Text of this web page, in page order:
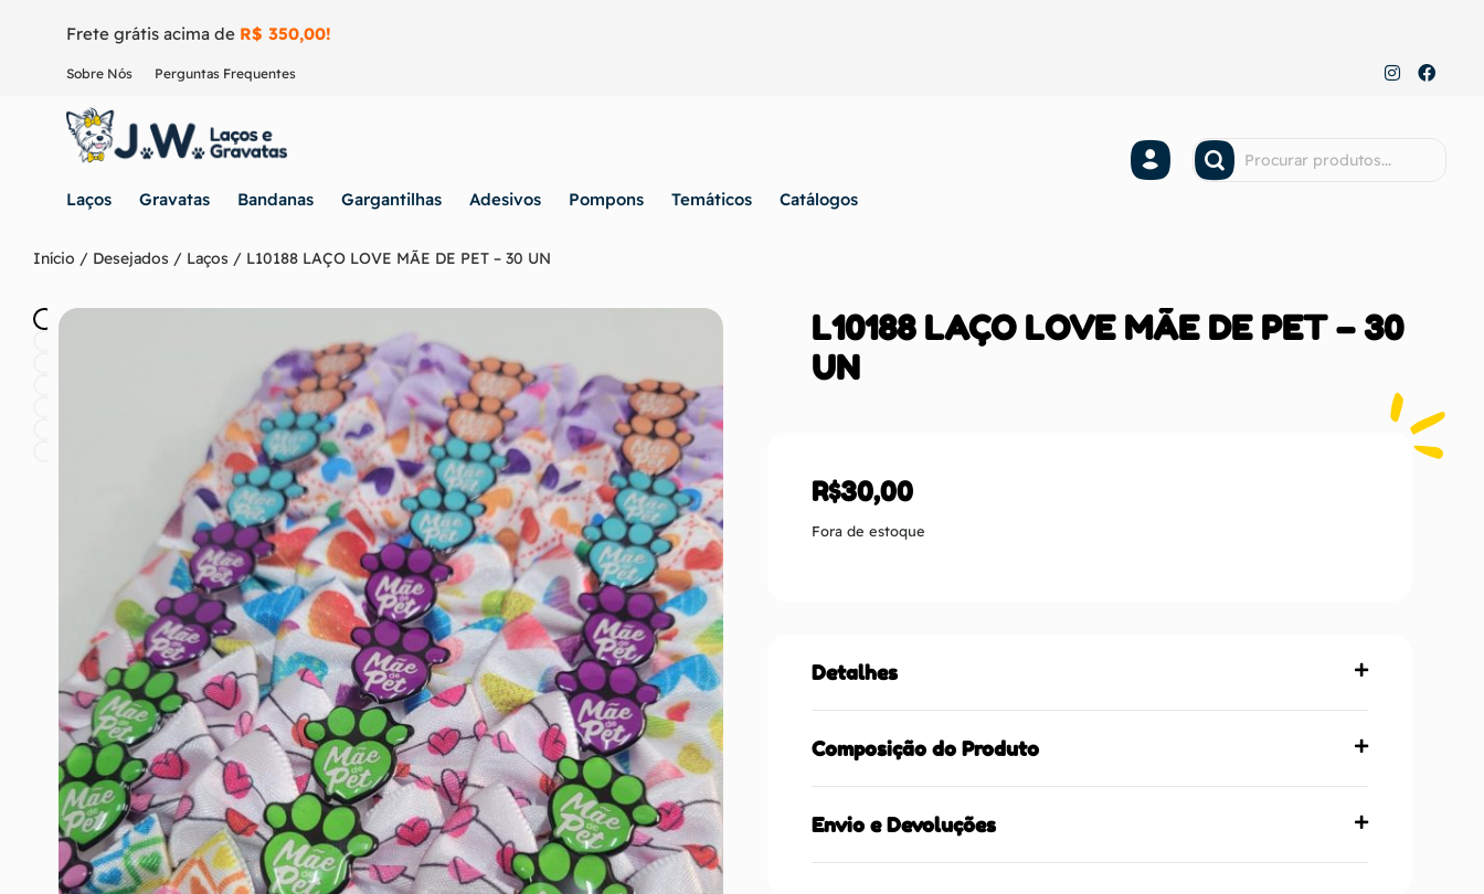
Frete grátis acima de R$ 350,00!
Sobre Nós Perguntas Frequentes
Laços Gravatas Bandanas Gargantilhas Adesivos Pompons Temáticos Catálogos
Início / Desejados / Laços / L10188 LAÇO LOVE MÃE DE PET – 30 UN
L10188 LAÇO LOVE MÃE DE PET – 30
UN
R$30,00
Fora de estoque
Detalhes
Composição do Produto
Envio e Devoluções